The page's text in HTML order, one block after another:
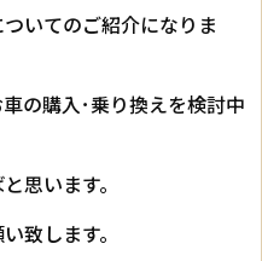
いてのご紹介になりま
の購入･乗り換えを検討中
思います。
致します。